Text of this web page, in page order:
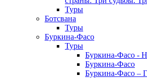
Туры
Ботсвана
Туры
Буркина-Фасо
Туры
Буркина-Фасо -
Буркина-Фасо
Буркина-Фасо –